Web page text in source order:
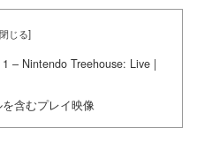
– Nintendo Treehouse: Live |
含むプレイ映像